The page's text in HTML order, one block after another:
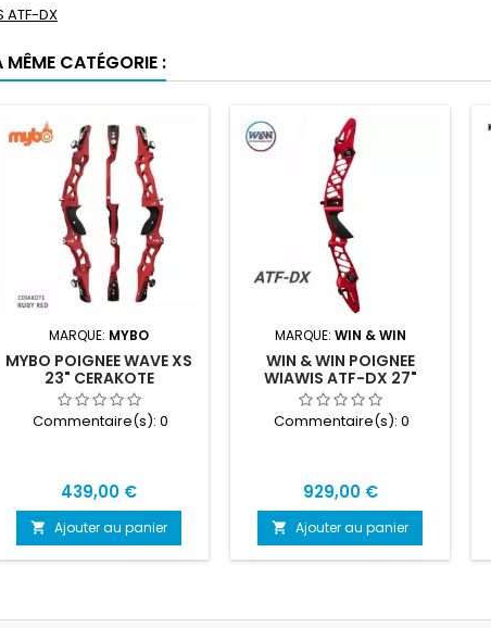
DX
CATÉGORIE :
MARQUE: MYBO
MYBO POIGNEE WAVE XS
23" CERAKOTE
Commentaire(s): 0
Prix
439,00 €
 Ajouter au panier
MARQUE: WIN & WIN
WIN & WIN POIGNEE
WIAWIS ATF-DX 27"
Commentaire(s): 0
Prix
929,00 €
 Ajouter au panier